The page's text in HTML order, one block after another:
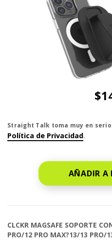
Straight Talk toma muy en
Política de Privacidad.
AÑADIR A
CLCKR MAGSAFE SOPORTE
PRO/12 PRO MAX?13/13 PRO/